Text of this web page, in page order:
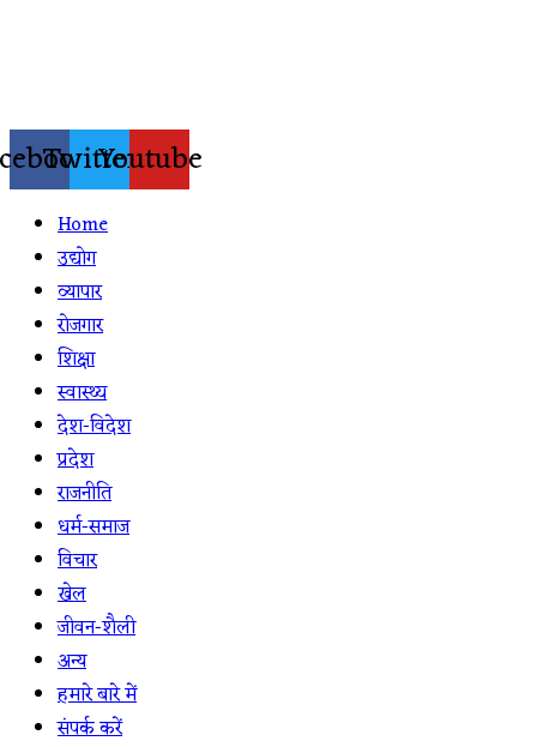
TwitterYoutube
Home
उद्योग
व्यापार
रोजगार
शिक्षा
स्वास्थ्य
देश-विदेश
प्रदेश
राजनीति
धर्म-समाज
विचार
खेल
जीवन-शैली
अन्य
हमारे बारे में
संपर्क करें